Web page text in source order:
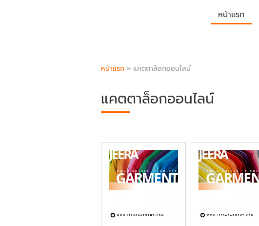
หน้าแรก
หน้าแรก » แคตตาล็อกออนไลน์
แคตตาล็อกออนไลน์